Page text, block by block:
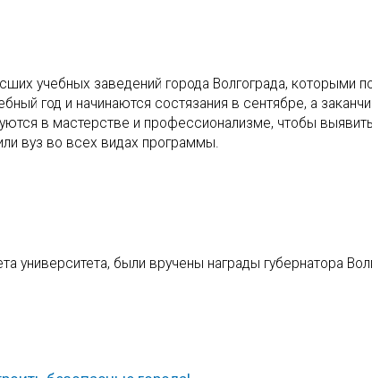
учебных заведений города Волгограда, которыми
год и начинаются состязания в сентябре, а
в мастерстве и профессионализме, чтобы
вуз во всех видах программы.
университета, были вручены награды губернатора